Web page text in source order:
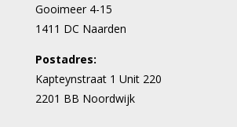
Gooimeer 4-15
1411 DC Naarden
Postadres:
Kapteynstraat 1 Unit 220
2201 BB Noordwijk